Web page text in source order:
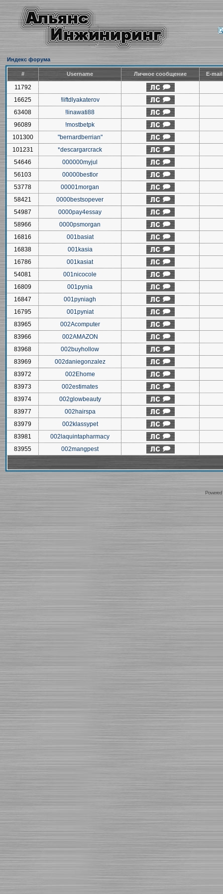
Индекс форума
# Username Личное сообщение E-
11792
16625
!liftdlyakaterov
63408
!linawati88
96089
!mostbetpk
101300
"bernardberrian"
101231
*descargarcrack
54646
000000myjul
56103
00000bestlor
53778
00001morgan
58421
0000bestsopever
54987
0000pay4essay
58966
0000psmorgan
16816
001basiat
16838
001kasia
16786
001kasiat
54081
001nicocole
16809
001pynia
16847
001pyniagh
16795
001pyniat
83965
002Acomputer
83966
002AMAZON
83968
002buyhollow
83969
002daniegonzalez
83972
002Ehome
83973
002estimates
83974
002glowbeauty
83977
002hairspa
83979
002klassypet
83981
002laquintapharmacy
83955
002mangpest